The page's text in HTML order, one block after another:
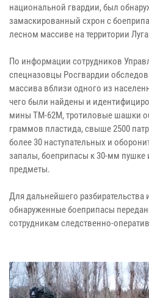
национальной гвардии, был
замаскированный схрон с
лесном массиве на территории
По информации сотрудников
спецназовцы Росгвардии
массива вблизи одного из
чего были найдены и
мины ТМ-62М, тротиловые шашки
граммов пластида, свыше 2500
более 30 наступательных и
запалы, боеприпасы к 30-мм пушке
предметы.
Для дальнейшего разбирательства
обнаруженные боеприпасы
сотрудникам следственно-